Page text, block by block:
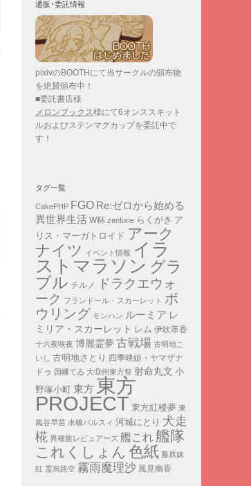
通販･委託情報
pixivのBOOTHにて当サークルの頒布物
を絶賛頒布中！
■委託書店様
メロンブックス様にて6オンススキット
ルおよびステンマグカップを委託中で
す！
タグ一覧
CakePHP FGO Re:ゼロから始める
異世界生活 W杯 zenfone らくがき ア
リス・マーガトロイド アーク
ナイツ イベント情報 イラ
ストマラソン グラ
ブル チルノ
ドラクエウォ
ーク フランドール・スカーレット ボ
ウリング モンハン ルーミア レ
ミリア・スカーレット
レム 伊吹萃香
十六夜咲夜 博麗霊夢 古戦場 古明地こ
いし 古明地さとり 四季映姫・ヤマザナ
ドゥ 因幡てゐ 大⑨州東方祭 射命丸文 小
野塚小町 東方 東方
PROJECT 東方紅楼夢 東
風谷早苗 水橋パルスィ 河城にとり 犬走
椛 異種族レビュアーズ 艦これ艦隊
これくしょん 色紙 藤原妹
紅 霊烏路空 霧雨魔理沙 風見幽香